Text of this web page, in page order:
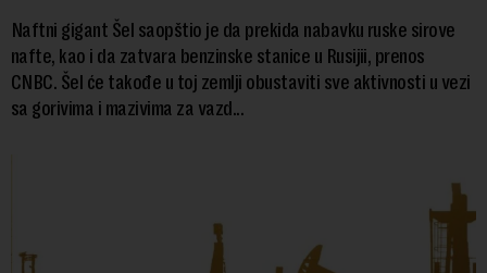
Naftni gigant Šel saopštio je da prekida nabavku ruske sirove
nafte, kao i da zatvara benzinske stanice u Rusijii, prenos
CNBC. Šel će takođe u toj zemlji obustaviti sve aktivnosti u vezi
sa gorivima i mazivima za vazd...